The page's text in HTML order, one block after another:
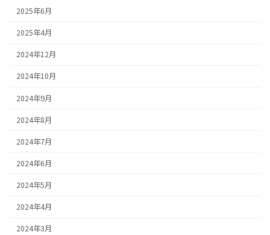
2025年6月
2025年4月
2024年12月
2024年10月
2024年9月
2024年8月
2024年7月
2024年6月
2024年5月
2024年4月
2024年3月